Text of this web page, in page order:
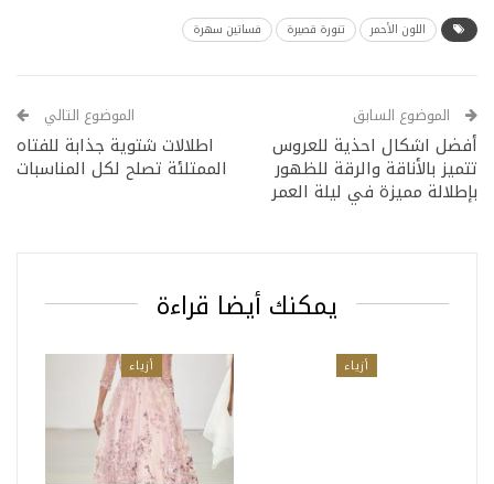
اللون الأحمر تنورة قصيرة فساتين سهرة
الموضوع السابق
أفضل اشكال احذية للعروس
تتميز بالأناقة والرقة للظهور
بإطلالة مميزة في ليلة العمر
الموضوع التالي
اطلالات شتوية جذابة للفتاه
الممتلئة تصلح لكل المناسبات
يمكنك أيضا قراءة
أزياء أزياء